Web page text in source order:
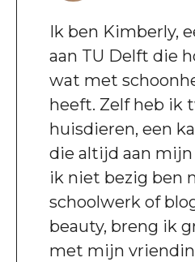
Ik ben Kimberly,
aan TU Delft die
wat met
heeft. Zelf heb ik
huisdieren, een
die altijd aan mijn
ik niet bezig ben
schoolwerk of
beauty, breng ik
met mijn